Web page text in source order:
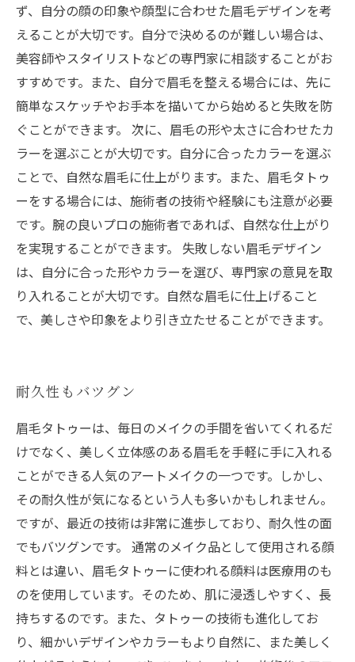
ず、自分の顔の印象や顔型に合わせた眉毛デザインを考
えることが大切です。自分で決めるのが難しい場合は、
美容師やスタイリストなどの専門家に相談することがお
すすめです。また、自分で眉毛を整える場合には、先に
簡単なスケッチやお手本を描いてから始めると失敗を防
ぐことができます。 次に、眉毛の形や太さに合わせたカ
ラーを選ぶことが大切です。自分に合ったカラーを選ぶ
ことで、自然な眉毛に仕上がります。また、眉毛タトゥ
ーをする場合には、施術者の技術や経験にも注意が必要
です。腕の良いプロの施術者であれば、自然な仕上がり
を実現することができます。 失敗しない眉毛デザイン
は、自分に合った形やカラーを選び、専門家の意見を取
り入れることが大切です。自然な眉毛に仕上げること
で、美しさや印象をより引き立たせることができます。
耐久性もバツグン
眉毛タトゥーは、毎日のメイクの手間を省いてくれるだ
けでなく、美しく立体感のある眉毛を手軽に手に入れる
ことができる人気のアートメイクの一つです。しかし、
その耐久性が気になるという人も多いかもしれません。
ですが、最近の技術は非常に進歩しており、耐久性の面
でもバツグンです。 通常のメイク品として使用される顔
料とは違い、眉毛タトゥーに使われる顔料は医療用のも
のを使用しています。そのため、肌に浸透しやすく、長
持ちするのです。また、タトゥーの技術も進化してお
り、細かいデザインやカラーもより自然に、また美しく